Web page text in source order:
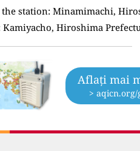
station: Minamimachi,
Hiroshima
Aflați mai
> aqicn.org/